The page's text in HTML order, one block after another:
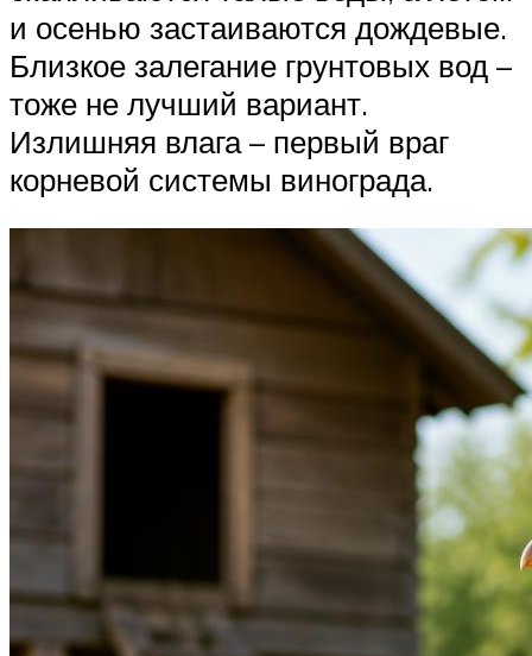
и осенью застаиваются дождевые.
Близкое залегание грунтовых вод –
тоже не лучший вариант.
Излишняя влага – первый враг
корневой системы винограда.